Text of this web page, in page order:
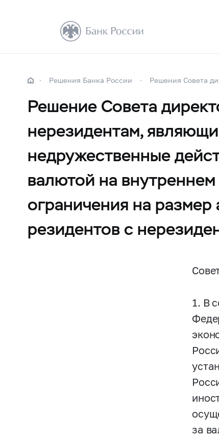
Решения Банка России Решения Совета
Решение Совета
нерезидентам,
недружественные
валютой на
ограничения на
резидентов с
1. В
за